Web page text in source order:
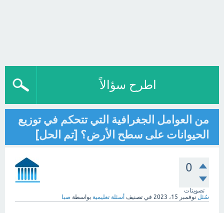
اطرح سؤالاً
من العوامل الجغرافية التي تتحكم في توزيع
الحيوانات على سطح الأرض؟ [تم الحل]
0
تصويتات
سُئل نوفمبر 15، 2023 في تصنيف أسئلة تعليمية بواسطة صبا